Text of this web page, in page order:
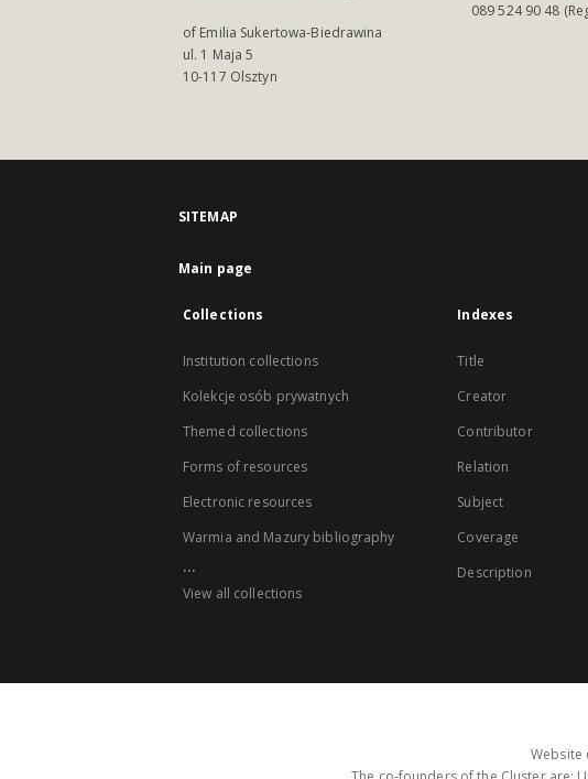
of Emilia Sukertowa-Biedrawina
ul. 1 Maja 5
10-117 Olsztyn
089 524 90 48
SITEMAP
Main page
Collections
Institution collections
Kolekcje osób prywatnych
Themed collections
Forms of resources
Electronic resources
Warmia and Mazury bibliography
...
View all collections
Indexes
Title
Creator
Contributor
Relation
Subject
Coverage
Description
Website